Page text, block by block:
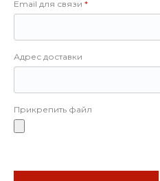
Email для связи
Адрес доставки
Прикрепить файл